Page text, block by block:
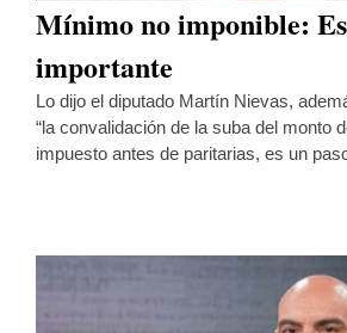
Mínimo no imponible:
importante
Lo dijo el diputado Martín Nievas,
“la convalidación de la suba del monto
impuesto antes de paritarias, es un